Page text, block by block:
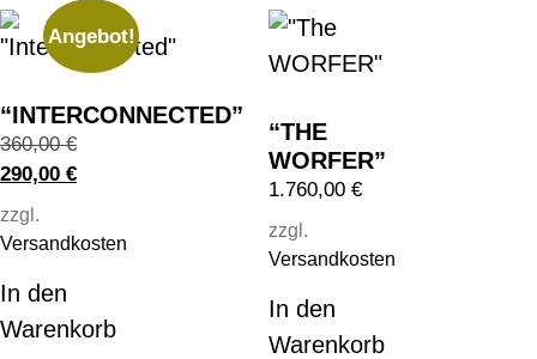
Angebot!
“INTERCONNECTED”
360,00€
290,00 €
zzgl.
Versandkosten
In den
Warenkorb
“THE
WORFER”
1.760,00 €
zzgl.
Versandkosten
In den
Warenkorb